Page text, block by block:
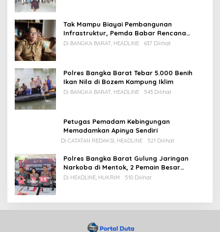
Tak Mampu Biayai Pembangunan
Infrastruktur, Pemda Babar Rencana
Utang Rp65 M
Di BANGKA BARAT, HEADLINE 637 Dilihat
Polres Bangka Barat Tebar 5.000 Benih
Ikan Nila di Bozem Kampung Iklim
Di BANGKA BARAT, HEADLINE 543 Dilihat
Petugas Pemadam Kebingungan
Memadamkan Apinya Sendiri
Di CATATAN REDAKSI, HEADLINE 521 Dilihat
Polres Bangka Barat Gulung Jaringan
Narkoba di Mentok, 2 Pemain Besar
Diamankan, 1 Bandar Masih Buron
Di HEADLINE, HUKRIM 510 Dilihat